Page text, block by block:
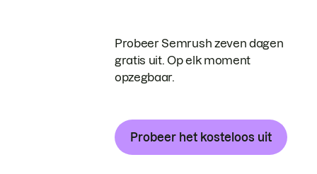
Probeer Semrush zeven dagen
gratis uit. Op elk moment
opzegbaar.
Probeer het kosteloos uit